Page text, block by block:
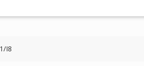
I8